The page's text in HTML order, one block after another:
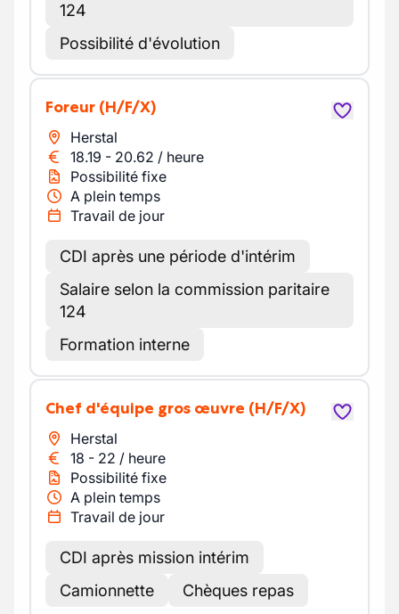
124
Possibilité d'évolution
Foreur (H/F/X)
Herstal
18.19 - 20.62 / heure
Possibilité fixe
A plein temps
Travail de jour
CDI après une période d'intérim
Salaire selon la commission paritaire
124
Formation interne
Chef d'équipe gros œuvre (H/F/X)
Herstal
18 - 22 / heure
Possibilité fixe
A plein temps
Travail de jour
CDI après mission intérim
Camionnette
Chèques repas